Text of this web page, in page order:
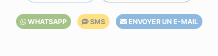
WHATSAPP SMS ENVOYER UN E-MAIL